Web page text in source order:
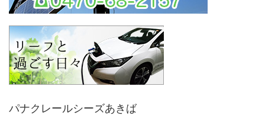
パナクレールシーズあきば